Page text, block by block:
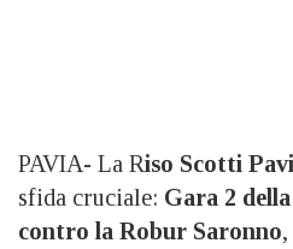
PAVIA- La Riso Scotti
sfida cruciale: Gara 2
contro la Robur Saronno